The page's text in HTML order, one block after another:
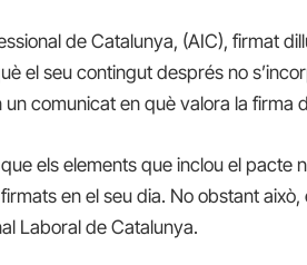
de Catalunya, (AIC), firmat
el seu contingut després no
un comunicat en què valora la firma
els elements que inclou el pacte
en el seu dia. No obstant
Laboral de Catalunya.